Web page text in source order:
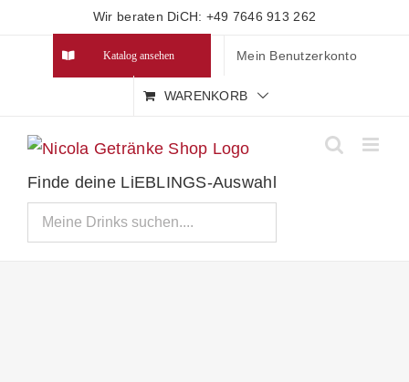
Wir beraten DiCH: +49 7646 913 262
Katalog ansehen Mein Benutzerkonto
WARENKORB
Finde deine LiEBLINGS-Auswahl